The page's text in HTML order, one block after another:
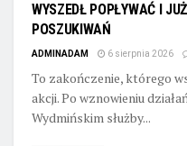
WYSZEDŁ POPŁYWAĆ I
POSZUKIWAŃ
ADMINADAM 6 sierpnia 2026
To zakończenie, którego
akcji. Po wznowieniu
Wydmińskim służby...